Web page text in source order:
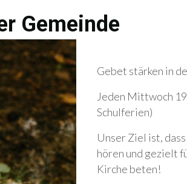
Gemeinde
Gebet stärken in
Jeden Mittwoch
Schulferien)
Unser Ziel ist,
hören und gezielt
Kirche beten!